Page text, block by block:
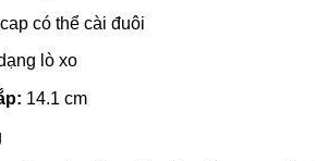
có thể cài đuôi
lò xo
14.1 cm